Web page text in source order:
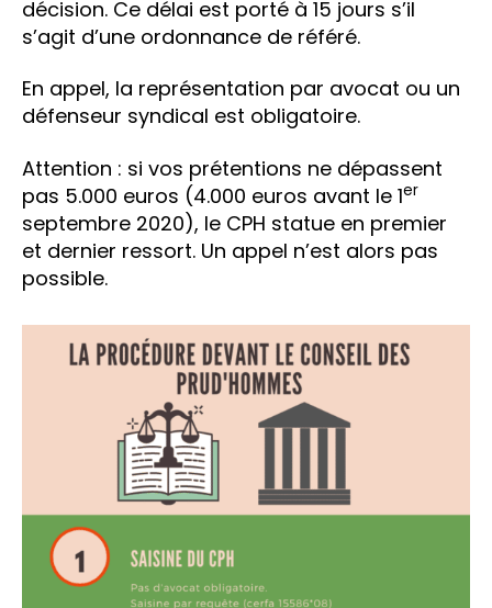
décision. Ce délai est porté à 15 jours s’il
s’agit d’une ordonnance de référé.
En appel, la représentation par avocat ou un
défenseur syndical est obligatoire.
Attention : si vos prétentions ne dépassent
pas 5.000 euros (4.000 euros avant le 1er
septembre 2020), le CPH statue en premier
et dernier ressort. Un appel n’est alors pas
possible.